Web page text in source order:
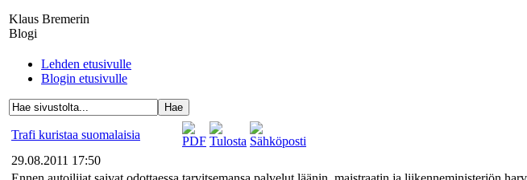
Klaus Bremerin
Blogi
Lehden etusivulle
Blogin etusivulle
Trafi kuristaa suomalaisia
29.08.2011 17:50